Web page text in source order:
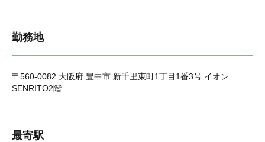
勤務地
〒560-0082 大阪府 豊中市 新千里東町1丁目1番3号 イオン
SENRITO2階
最寄駅